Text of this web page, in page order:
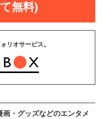
無料)
リオサービス。
画・グッズなどのエンタメ